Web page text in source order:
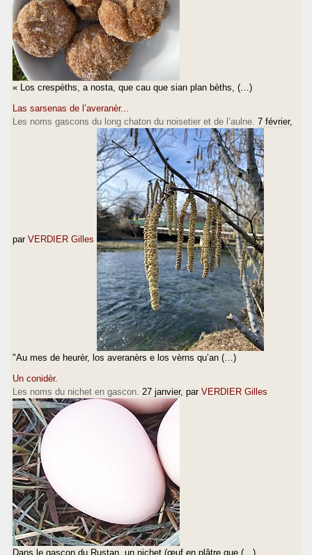
« Los crespèths, a nosta, que cau que sian plan bèths, (…)
Las sarsenas de l’averanèr...
Les noms gascons du long chaton du noisetier et de l’aulne. 7 février,
par VERDIER Gilles
"Au mes de heurèr, los averanèrs e los vèrns qu’an (…)
Un conidèr.
Les noms du nichet en gascon. 27 janvier, par VERDIER Gilles
Dans le gascon du Rustan, un nichet (œuf en plâtre que (…)